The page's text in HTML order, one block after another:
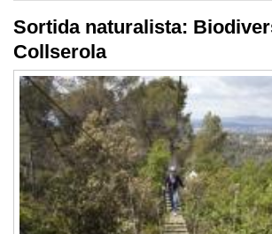
Sortida naturalista:
Collserola